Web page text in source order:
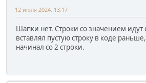
12 июля 2024, 13:17
Шапки нет. Строки со значением идут
вставлял пустую строку в коде
начинал со 2 строки.